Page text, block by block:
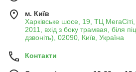
м. Київ
Харківське шосе, 19, ТЦ
2011, вхід з боку трамвая, біля
дзвоніть), 02090, Київ, Україна
Контакти